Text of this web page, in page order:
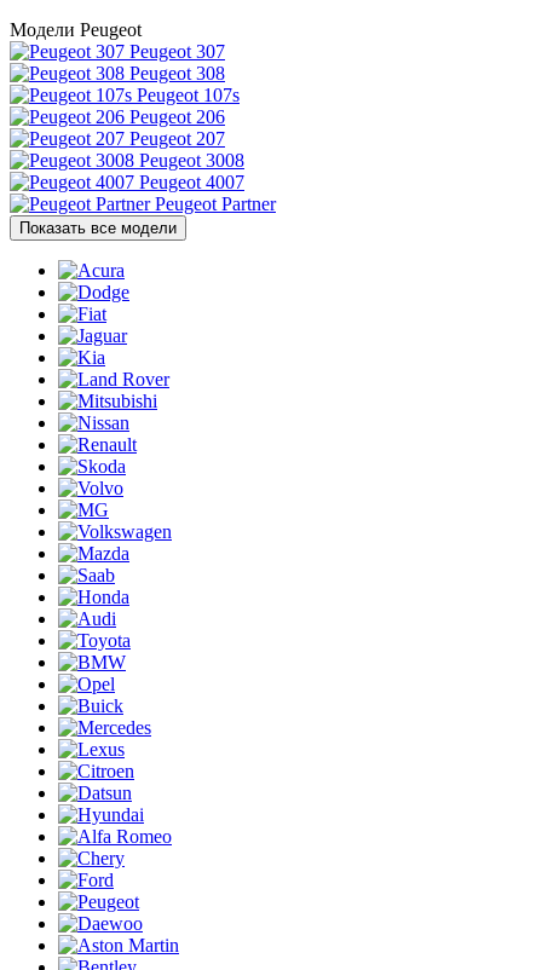
Модели Peugeot
Peugeot 307
Peugeot 308
Peugeot 107s
Peugeot 206
Peugeot 207
Peugeot 3008
Peugeot 4007
Peugeot Partner
Показать все модели